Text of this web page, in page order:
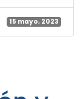
15 mayo, 2023